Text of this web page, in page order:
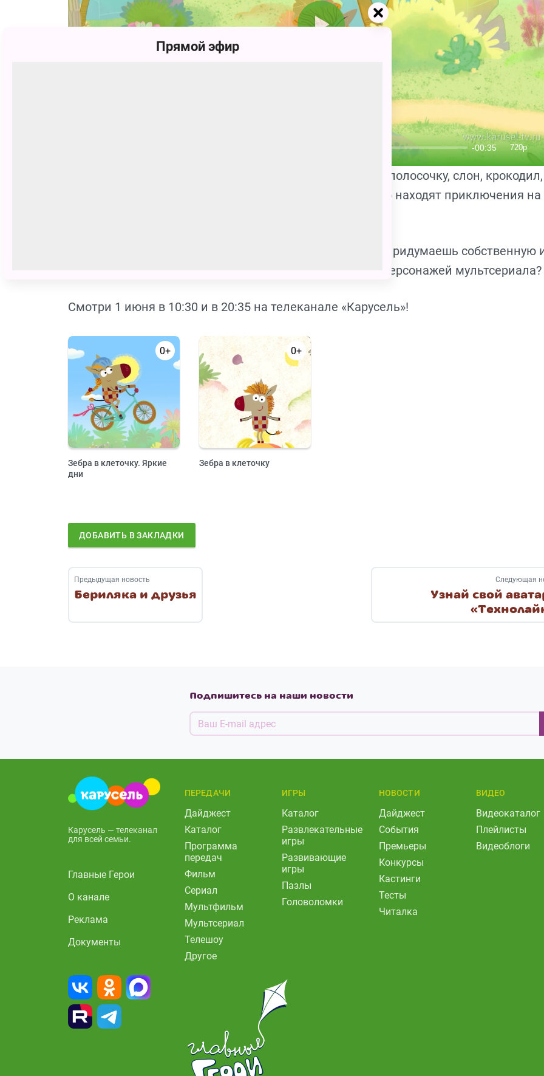
Зебра Клеточка и целая компания её друзей — зебра в полосочку, слон, крокодил,
обезьяна, страус и его младший брат, яйцо — постоянно находят приключения на
Присоединяйся и ты к весёлым героям! Возможно, ты придумаешь собственную
и узнай, хорошо ли ты знаешь персонажей мультсериала?
Смотри 1 июня в 10:30 и в 20:35 на телеканале «Карусель»!
0+
Зебра в клеточку. Яркие
дни
0+
Зебра в клеточку
ДОБАВИТЬ В ЗАКЛАДКИ
Предыдущая новость
Бериляка и друзья
Следующая
Узнай свой
Подпишитесь на наши новости
Карусель — телеканал
для всей семьи.
Главные Герои
О канале
Реклама
Документы
ПЕРЕДАЧИ
Дайджест
Каталог
Программа
передач
Фильм
Сериал
Мультфильм
Мультсериал
Телешоу
Другое
ИГРЫ
Каталог
Развлекательные
игры
Развивающие
игры
Пазлы
Головоломки
НОВОСТИ
Дайджест
События
Премьеры
Конкурсы
Кастинги
Тесты
Читалка
ВИДЕО
Видеокаталог
Плейлисты
Видеоблоги
Прямой эфир